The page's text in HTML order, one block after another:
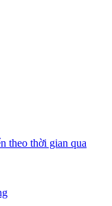
theo thời gian qua